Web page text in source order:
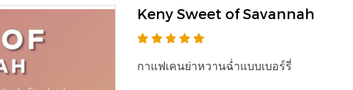
Keny Sweet of Savannah
กาแฟเคนย่าหวานฉ่ำแบบเบอร์รี่